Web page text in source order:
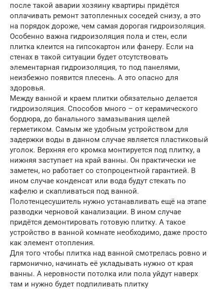
после такой аварии хозяину квартиры придётся
оплачивать ремонт затопленных соседей снизу, а это
на порядок дороже, чем самая дорогая гидроизоляция.
Особенно важна гидроизоляция пола и стен, если
плитка клеится на гипсокартон или фанеру. Если на
стенах в такой ситуации будет отсутствовать
элементарная гидроизоляция, то под панелями,
неизбежно появится плесень. А это опасно для
здоровья.
Между ванной и краем плитки обязательно делается
гидроизоляция. Способов много – от керамического
бордюра, до банального замазывания щелей
герметиком. Самым же удобным устройством для
задержки воды в данном случае является пластиковый
уголок. Верхняя его кромка монтируется под плитку, а
нижняя заступает на край ванны. Он практически не
заметен, но работает со стопроцентной гарантией. В
ином случае конденсат или вода будут стекать по
кафелю и скапливаться под ванной.
Полотенцесушитель нужно устанавливать ещё на этапе
разводки черновой канализации. В ином случае
придётся демонтировать готовую плитку. А такое
устройство в ванной комнате необходимо, даже просто
как элемент отопления.
Для того чтобы плитка над ванной смотрелась ровно и
гармонично, начинать её укладывать нужно от края
ванны. А неровности потолка или пола уйдут наверх
там и нужно будет подпиливать плитку